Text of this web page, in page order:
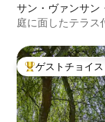
サン・ヴァンサン
ション・アパート
庭に面したテラス
大好評のゲスト
ゲストチョイス